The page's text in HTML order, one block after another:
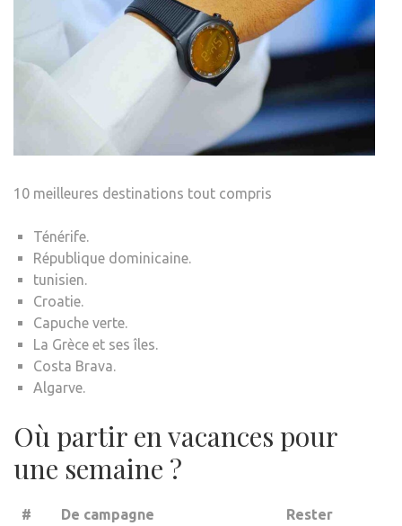
10 meilleures destinations tout compris
Ténérife.
République dominicaine.
tunisien.
Croatie.
Capuche verte.
La Grèce et ses îles.
Costa Brava.
Algarve.
Où partir en vacances pour
une semaine ?
# De campagne
Rester